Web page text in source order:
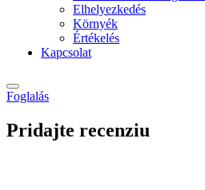
Elhelyezkedés
Környék
Értékelés
Kapcsolat
Foglalás
Pridajte recenziu